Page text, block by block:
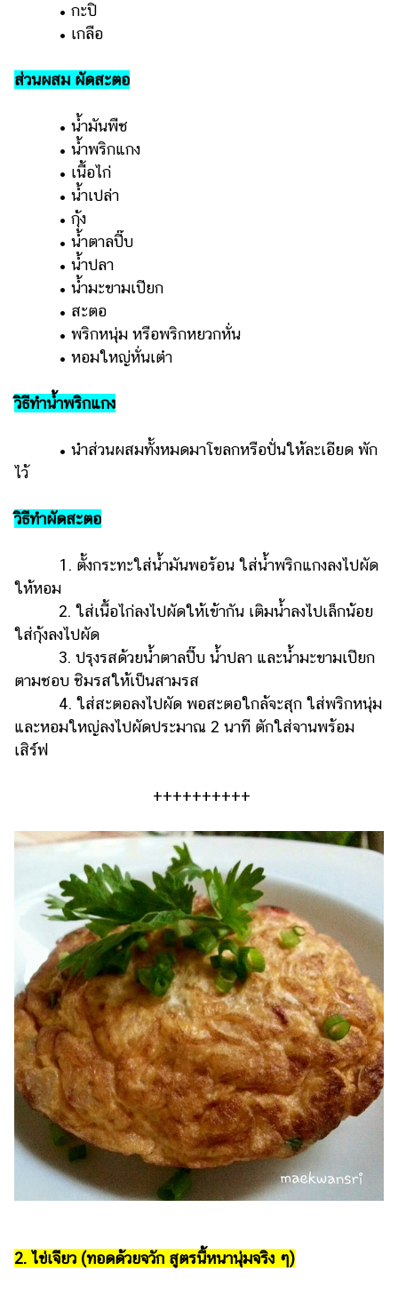
คอร์ส
ออนไลน์
เรียน
เลข
โฆษณา
• กะปิ
• เกลือ
ส่วนผสม ผัดสะตอ
• น้ำมันพืช
• น้ำพริกแกง
• เนื้อไก่
• น้ำเปล่า
• กุ้ง
• น้ำตาลปี๊บ
• น้ำปลา
• น้ำมะขามเปียก
• สะตอ
• พริกหนุ่ม หรือพริกหยวกหั่น
• หอมใหญ่หั่นเต๋า
วิธีทำน้ำพริกแกง
• นำส่วนผสมทั้งหมดมาโขลกหรือปั่นให้ละเอียด พัก
ไว้
วิธีทำผัดสะตอ
1. ตั้งกระทะใส่น้ำมันพอร้อน ใส่น้ำพริกแกงลงไปผัด
ให้หอม
2. ใส่เนื้อไก่ลงไปผัดให้เข้ากัน เติมน้ำลงไปเล็กน้อย
ใส่กุ้งลงไปผัด
3. ปรุงรสด้วยน้ำตาลปี๊บ น้ำปลา และน้ำมะขามเปียก
ตามชอบ ชิมรสให้เป็นสามรส
4. ใส่สะตอลงไปผัด พอสะตอใกล้จะสุก ใส่พริกหนุ่ม
และหอมใหญ่ลงไปผัดประมาณ 2 นาที ตักใส่จานพร้อม
เสิร์ฟ
++++++++++
2. ไข่เจียว (ทอดด้วยจวัก สูตรนี้หนานุ่มจริง ๆ)